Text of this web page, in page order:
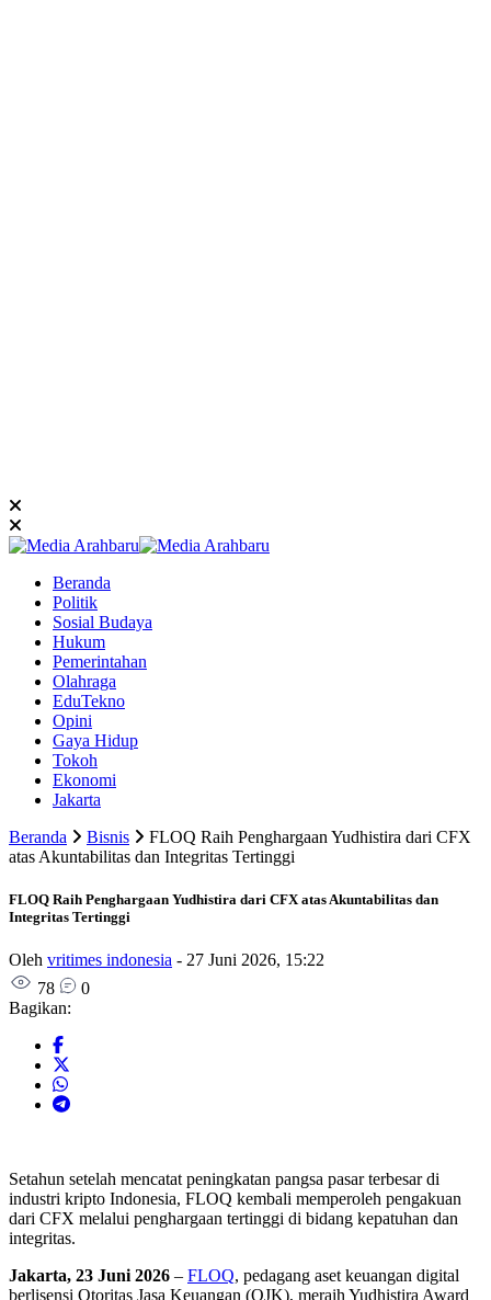
Beranda
Politik
Sosial Budaya
Hukum
Pemerintahan
Olahraga
EduTekno
Opini
Gaya Hidup
Tokoh
Ekonomi
Jakarta
Beranda
Bisnis
FLOQ Raih Penghargaan Yudhistira dari CFX
atas Akuntabilitas dan Integritas Tertinggi
FLOQ Raih Penghargaan Yudhistira dari CFX atas Akuntabilitas dan
Integritas Tertinggi
Oleh vritimes indonesia - 27 Juni 2026, 15:22
78
0
Bagikan:
Setahun setelah mencatat peningkatan pangsa pasar terbesar di
industri kripto Indonesia, FLOQ kembali memperoleh pengakuan
dari CFX melalui penghargaan tertinggi di bidang kepatuhan dan
integritas.
Jakarta, 23 Juni 2026 – FLOQ, pedagang aset keuangan digital
berlisensi Otoritas Jasa Keuangan (OJK), meraih Yudhistira Award